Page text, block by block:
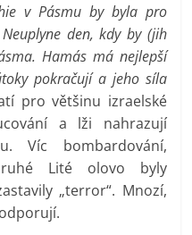
v Pásmu by byla pro
den, kdy by (jih
Hamás má nejlepší
pokračují a jeho síla
pro většinu izraelské
a lži nahrazují
Víc bombardování,
Lité olovo byly
„terror“. Mnozí,